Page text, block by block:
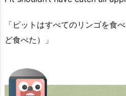
「ピットはすべてのリンゴを食
ど食べた）」